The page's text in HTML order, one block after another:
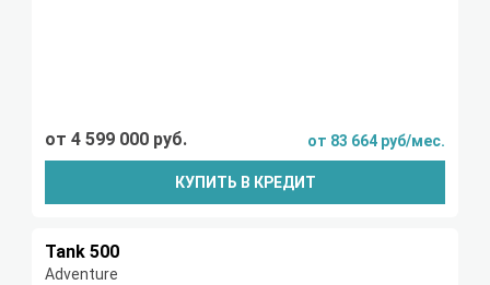
от 4 599 000 руб. от 83 664 руб/мес.
КУПИТЬ В КРЕДИТ
Tank 500
Adventure